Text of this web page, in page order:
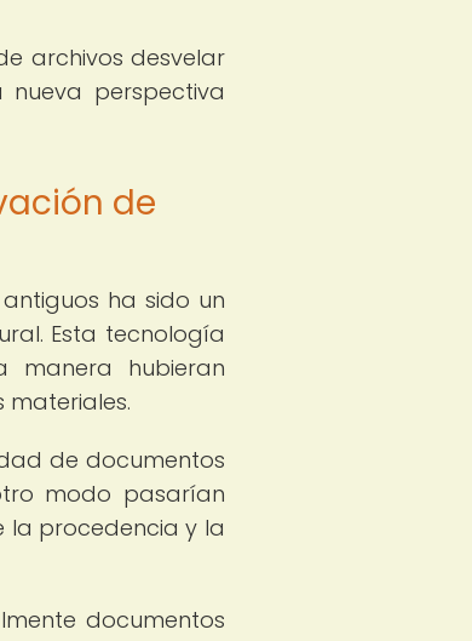
archivos desvelar
perspectiva
de
ha sido un
Esta tecnología
manera hubieran
de documentos
modo pasarían
la procedencia y la
documentos